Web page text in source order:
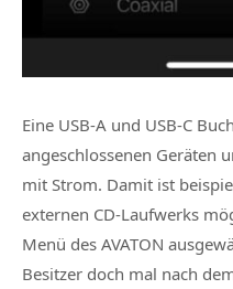
Eine USB-A und USB-C
angeschlossenen Geräten
mit Strom. Damit ist
externen CD-Laufwerks
Menü des AVATON
Besitzer doch mal nach